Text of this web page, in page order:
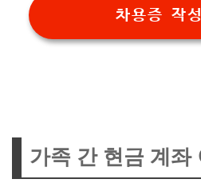
차용증 작
가족 간 현금 계좌